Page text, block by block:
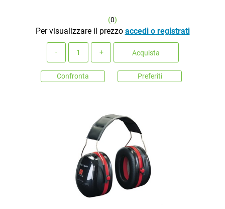
(0)
Per visualizzare il prezzo accedi o registrati
Acquista
Confronta Preferiti